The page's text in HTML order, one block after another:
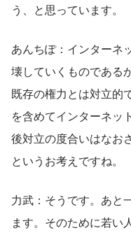
う、と思っています。
あんちぽ：インターネ
壊していくものである
既存の権力とは対立的
を含めてインターネッ
後対立の度合いはなお
というお考えですね。
力武：そうです。あと
ます。そのために若い